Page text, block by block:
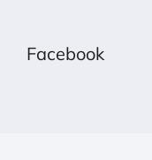
Facebook